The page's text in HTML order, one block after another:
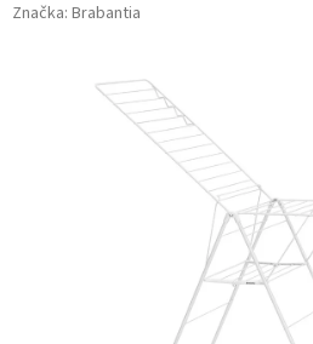
Značka: Brabantia